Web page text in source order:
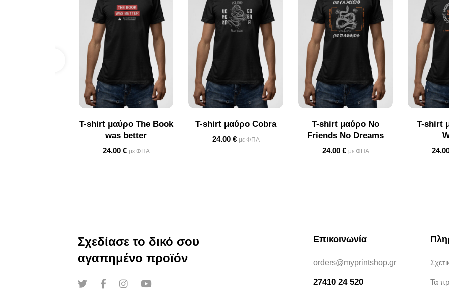
T-shirt μαύρο The Book
was better
24.00 € με ΦΠΑ
T-shirt μαύρο Cobra
24.00 € με ΦΠΑ
T-shirt μαύρο No
Friends No Dreams
24.00 € με ΦΠΑ
T-shirt
Σχεδίασε το δικό σου
αγαπημένο προϊόν
Επικοινωνία
orders@myprintshop.gr
27410 24 520 Τα